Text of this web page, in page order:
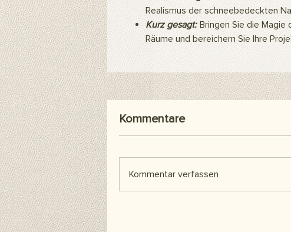
Realismus der schneebedeckten
Kurz gesagt:Bringen Sie die Magie
Räume und bereichern Sie Ihre
Kommentare
Kommentar verfassen